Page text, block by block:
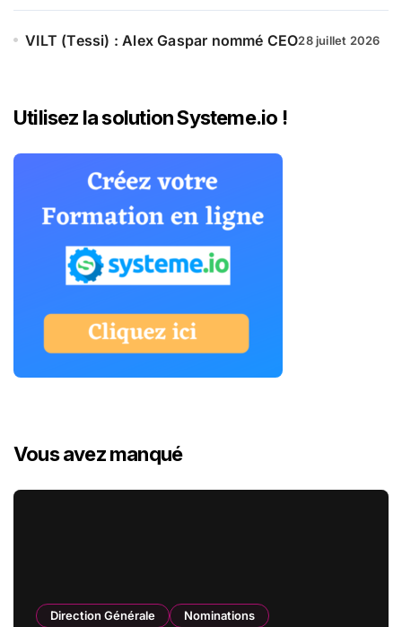
VILT (Tessi) : Alex Gaspar nommé CEO28 juillet 2026
Utilisez la solution Systeme.io !
Vous avez manqué
Direction Générale Nominations